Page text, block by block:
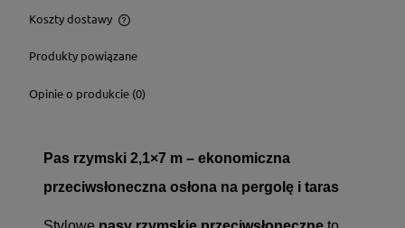
Koszty dostawy
Cena nie zawiera ewentualnych kosztów płatności
Produkty powiązane
Opinie o produkcie (0)
Pas rzymski 2,1×7 m – ekonomiczna
przeciwsłoneczna osłona na pergolę i taras